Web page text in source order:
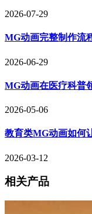
2026-07-29
MG动画完整制作流
2026-06-29
MG动画在医疗科普
2026-05-06
教育类MG动画如何
2026-03-12
相关产品